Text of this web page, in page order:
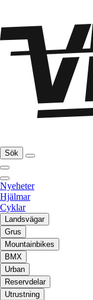
Sök
Nyeheter
Hjälmar
Cyklar
Landsvägar
Grus
Mountainbikes
BMX
Urban
Reservdelar
Utrustning